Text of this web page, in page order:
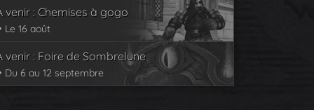
venir : Chemises à gogo
Le 16 août
venir : Foire de Sombrelune
Du 6 au 12 septembre